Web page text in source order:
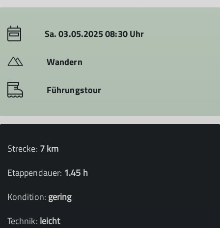
Sa. 03.05.2025 08:30 Uhr
Wandern
Führungstour
Strecke: 7 km
Etappendauer: 1.45 h
Kondition: gering
Technik: leicht